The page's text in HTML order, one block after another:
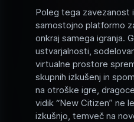
Poleg tega zavezanost
samostojno platformo
onkraj samega igranja.
ustvarjalnosti,
virtualne prostore
skupnih izkušenj in
na otroške igre,
vidik “New Citizen” ne
izkušnjo, temveč na